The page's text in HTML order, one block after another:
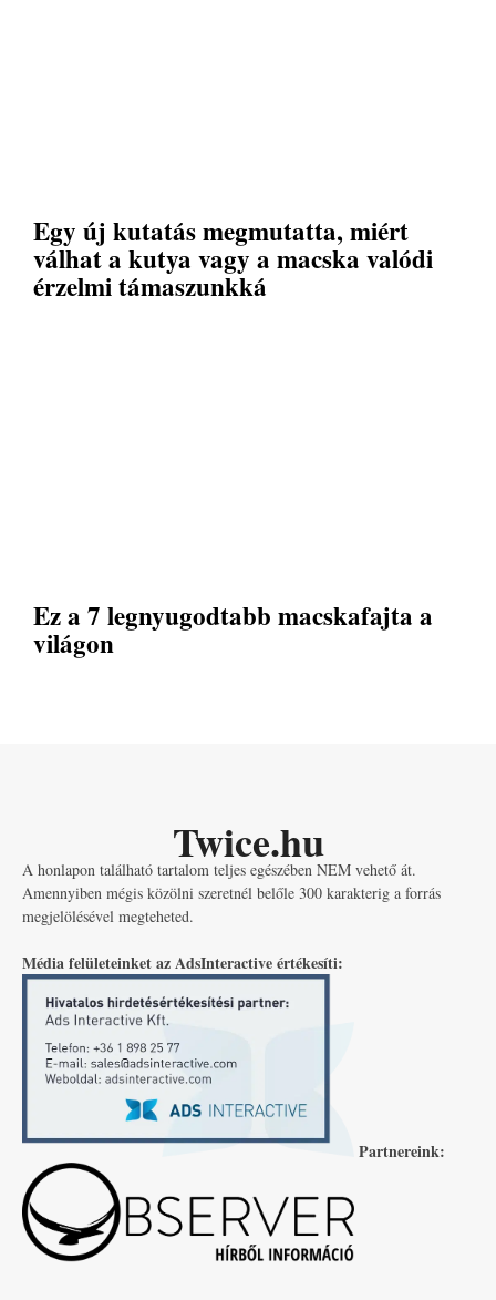
Egy új kutatás megmutatta, miért
válhat a kutya vagy a macska valódi
érzelmi támaszunkká
Ez a 7 legnyugodtabb macskafajta a
világon
Twice.hu
A honlapon található tartalom teljes egészében NEM vehető át.
Amennyiben mégis közölni szeretnél belőle 300 karakterig a forrás
megjelölésével megteheted.
Média felületeinket az AdsInteractive értékesíti:
Partnereink: